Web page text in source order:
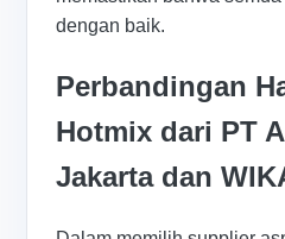
dengan baik.
Perbandingan
Hotmix dari PT
Jakarta dan